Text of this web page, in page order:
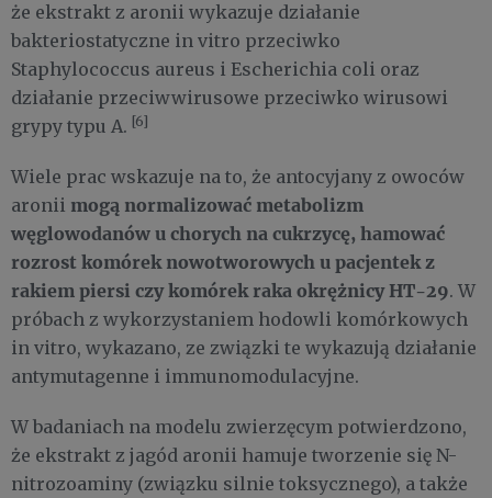
że ekstrakt z aronii wykazuje działanie
bakteriostatyczne in vitro przeciwko
Staphylococcus aureus i Escherichia coli oraz
działanie przeciwwirusowe przeciwko wirusowi
grypy typu A. [6]
Wiele prac wskazuje na to, że antocyjany z owoców
aronii mogą normalizować metabolizm
węglowodanów u chorych na cukrzycę, hamować
rozrost komórek nowotworowych u pacjentek z
rakiem piersi czy komórek raka okrężnicy HT-29. W
próbach z wykorzystaniem hodowli komórkowych
in vitro, wykazano, ze związki te wykazują działanie
antymutagenne i immunomodulacyjne.
W badaniach na modelu zwierzęcym potwierdzono,
że ekstrakt z jagód aronii hamuje tworzenie się N-
nitrozoaminy (związku silnie toksycznego), a także